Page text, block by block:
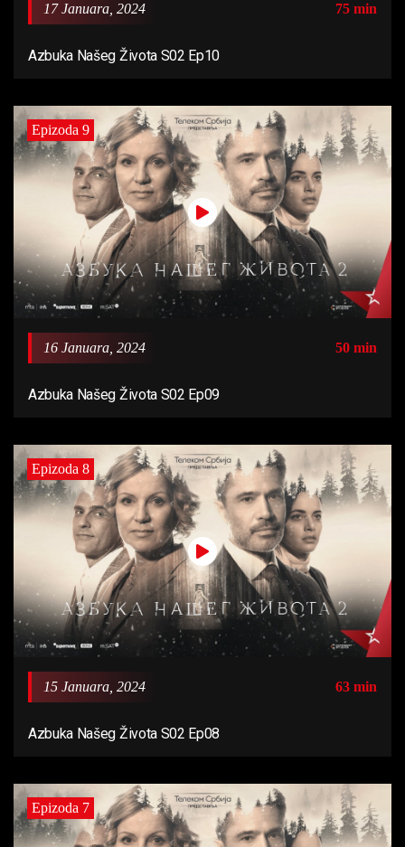
17 Januara, 2024 75 min
Azbuka Našeg Života S02 Ep10
Epizoda 9
16 Januara, 2024 50 min
Azbuka Našeg Života S02 Ep09
Epizoda 8
15 Januara, 2024 63 min
Azbuka Našeg Života S02 Ep08
Epizoda 7